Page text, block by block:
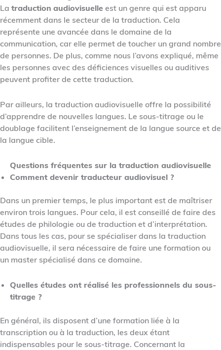
La traduction audiovisuelle est un genre qui est apparu
récemment dans le secteur de la traduction. Cela
représente une avancée dans le domaine de la
communication, car elle permet de toucher un grand nombre
de personnes. De plus, comme nous l’avons expliqué, même
les personnes avec des déficiences visuelles ou auditives
peuvent profiter de cette traduction.
Par ailleurs, la traduction audiovisuelle offre la possibilité
d’apprendre de nouvelles langues. Le sous-titrage ou le
doublage facilitent l’enseignement de la langue source et de
la langue cible.
Questions fréquentes sur la traduction audiovisuelle
Comment devenir traducteur audiovisuel ?
Dans un premier temps, le plus important est de maîtriser
environ trois langues. Pour cela, il est conseillé de faire des
études de philologie ou de traduction et d’interprétation.
Dans tous les cas, pour se spécialiser dans la traduction
audiovisuelle, il sera nécessaire de faire une formation ou
un master spécialisé dans ce domaine.
Quelles études ont réalisé les professionnels du sous-
titrage ?
En général, ils disposent d’une formation liée à la
transcription ou à la traduction, les deux étant
indispensables pour le sous-titrage. Concernant la